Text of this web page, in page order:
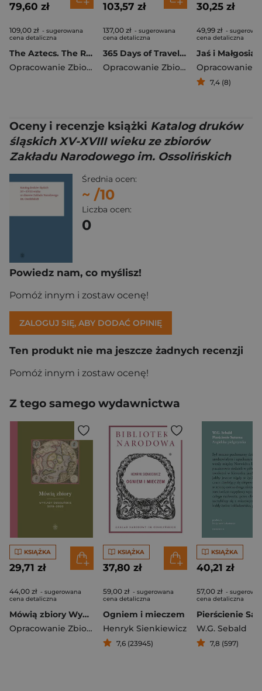
79,60 zł
109,00 zł - sugerowana
cena detaliczna
The Aztecs. The Rise and Fall of a Mighty Empire
Opracowanie Zbiorowe
103,57 zł
137,00 zł - sugerowana
cena detaliczna
365 Days of Travel. Lonely Planet
Opracowanie Zbiorowe
30,25 zł
49,99 zł -
cena detaliczna
Jaś i Małgosia
7,4 (8)
Oceny i recenzje książki Katalog druków
śląskich XV-XVIII wieku ze zbiorów
Zakładu Narodowego im. Ossolińskich
Średnia ocen:
~ /10
Liczba ocen:
0
Powiedz nam, co myślisz!
Pomóż innym i zostaw ocenę!
ZALOGUJ SIĘ, ABY DODAĆ OPINIĘ
Ten produkt nie ma jeszcze żadnych recenzji
Pomóż innym i zostaw ocenę!
Z tego samego wydawnictwa
KSIĄŻKA
29,71 zł
44,00 zł - sugerowana
cena detaliczna
Mówią zbiory Wykłady ossolińskie 2019-2020
Opracowanie Zbiorowe
KSIĄŻKA
37,80 zł
59,00 zł - sugerowana
cena detaliczna
Ogniem i mieczem
Henryk Sienkiewicz
7,6 (23945)
KSIĄŻKA
40,21 zł
57,00 zł -
cena detaliczna
W.G. Sebald
7,8 (597)